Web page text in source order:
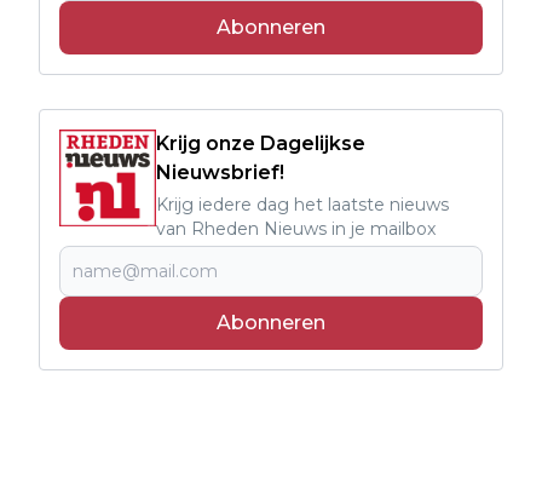
Abonneren
Krijg onze Dagelijkse
Nieuwsbrief!
Krijg iedere dag het laatste nieuws
van Rheden Nieuws in je mailbox
Abonneren